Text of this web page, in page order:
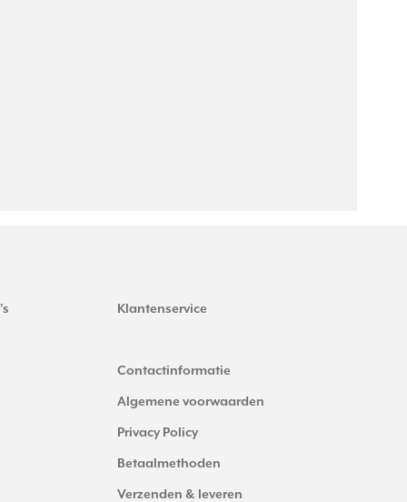
Klantenservice
Contactinformatie
Algemene voorwaarden
Privacy Policy
Betaalmethoden
Verzenden & leveren